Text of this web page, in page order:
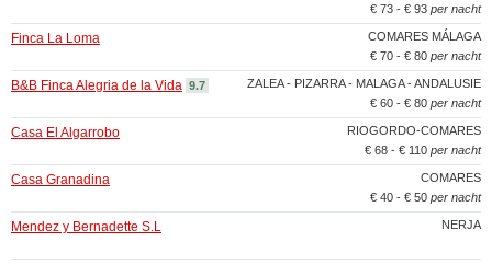
€ 73 - € 93 per nacht
COMARES MÁLAGA
Finca La Loma
€ 70 - € 80 per nacht
ZALEA - PIZARRA - MALAGA - ANDALUSIE
B&B Finca Alegria de la Vida 9.7
€ 60 - € 80 per nacht
RIOGORDO-COMARES
Casa El Algarrobo
€ 68 - € 110 per nacht
COMARES
Casa Granadina
€ 40 - € 50 per nacht
NERJA
Mendez y Bernadette S.L